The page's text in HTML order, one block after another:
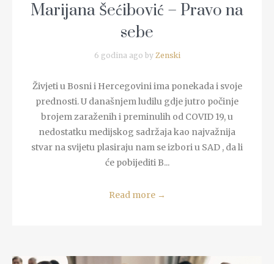
Marijana Šećibović – Pravo na
sebe
6 godina ago by Zenski
Živjeti u Bosni i Hercegovini ima ponekada i svoje
prednosti. U današnjem ludilu gdje jutro počinje
brojem zaraženih i preminulih od COVID 19, u
nedostatku medijskog sadržaja kao najvažnija
stvar na svijetu plasiraju nam se izbori u SAD , da li
će pobijediti B...
Read more →